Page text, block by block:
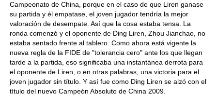
Campeonato de China, porque en el caso de que Liren ganase
su partida y él empatase, el joven jugador tendría la mejor
valoración de desempate. Así que la cosa estaba tensa. La
ronda comenzó y el oponente de Ding Liren, Zhou Jianchao, no
estaba sentado frente al tablero. Como ahora está vigente la
nueva regla de la FIDE de "tolerancia cero" ante los que llegan
tarde a la partida, eso significaba una instantánea derrota para
el oponente de Liren, o en otras palabras, una victoria para el
joven jugador sin título. Y así fue como Ding Liren se alzó con el
título del nuevo Campeón Absoluto de China 2009.